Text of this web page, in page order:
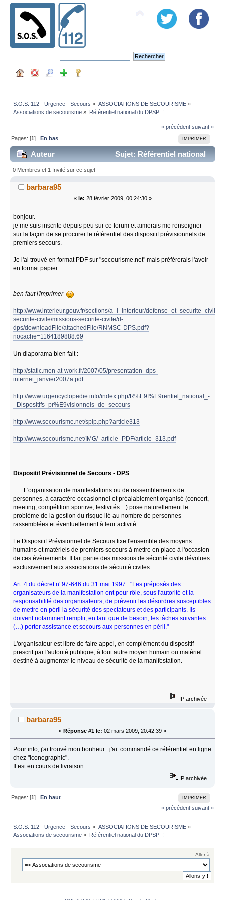
S.O.S. 112 - Urgence - Secours » ASSOCIATIONS DE SECOURISME»
Associations de secourisme » Référentiel national du DPSP  !
« précédent suivant »
IMPRIMER
Pages: [1]En bas
Auteur
Sujet: Référentiel national
du DPSP ! (Lu 9896 fois)
0 Membres et 1 Invité sur ce sujet
barbara95
« le: 28 février 2009, 00:24:30 »
bonjour.
je me suis inscrite depuis peu sur ce forum et aimerais me renseigner
sur la façon de se procurer le référentiel des dispositif prévisionnels de
premiers secours.
Je l'ai trouvé en format PDF sur "secourisme.net" mais préfèrerais l'avoir
en format papier.
ben faut l'imprimer
http://www.interieur.gouv.fr/sections/a_l_interieur/
securite-civile/missions-securite-civile/d-
dps/downloadFile/attachedFile/RNMSC-DPS.pdf?
nocache=1164189888.69
Un diaporama bien fait :
http://static.men-at-work.fr/2007/05/presentation_dps-
internet_janvier2007a.pdf
http://www.urgencyclopedie.info/index.php/R%E9f%E9rentiel_national_-
_Dispositifs_pr%E9visionnels_de_secours
http://www.secourisme.net/spip.php?article313
http://www.secourisme.net/IMG/_article_PDF/article_313.pdf
Dispositif Prévisionnel de Secours - DPS
L'organisation de manifestations ou de rassemblements de
personnes, à caractère occasionnel et préalablement organisé (concert,
meeting, compétition sportive, festivités…) pose naturellement le
problème de la gestion du risque lié au nombre de personnes
rassemblées et éventuellement à leur activité.
Le Dispositif Prévisionnel de Secours fixe l'ensemble des moyens
humains et matériels de premiers secours à mettre en place à l'occasion
de ces évènements. Il fait partie des missions de sécurité civile dévolues
exclusivement aux associations de sécurité civiles.
Art. 4 du décret n°97-646 du 31 mai 1997 : "Les préposés des
organisateurs de la manifestation ont pour rôle, sous l'autorité et la
responsabilité des organisateurs, de prévenir les désordres susceptibles
de mettre en péril la sécurité des spectateurs et des participants. Ils
doivent notamment remplir, en tant que de besoin, les tâches suivantes
(…) porter assistance et secours aux personnes en péril."
L'organisateur est libre de faire appel, en complément du dispositif
prescrit par l'autorité publique, à tout autre moyen humain ou matériel
destiné à augmenter le niveau de sécurité de la manifestation.
IP archivée
barbara95
« Réponse #1 le: 02 mars 2009, 20:42:39 »
Pour info, j'ai trouvé mon bonheur : j'ai commandé ce référentiel en ligne
chez "iconegraphic".
Il est en cours de livraison.
IP archivée
IMPRIMER
Pages: [1]En haut
« précédent suivant »
S.O.S. 112 - Urgence - Secours » ASSOCIATIONS DE SECOURISME»
Associations de secourisme » Référentiel national du DPSP  !
Aller à: